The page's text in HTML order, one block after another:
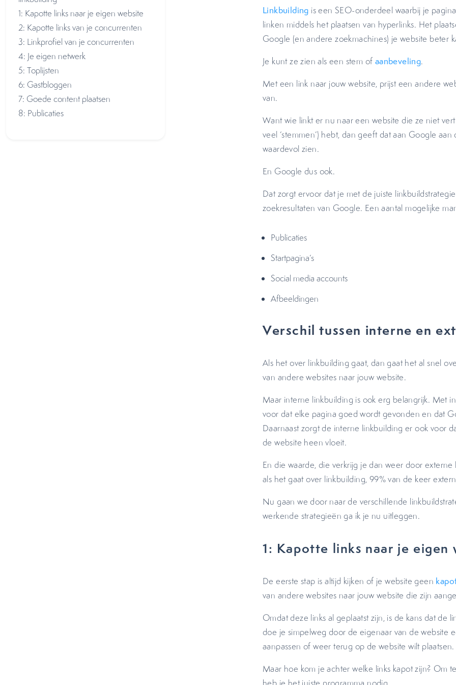
1: Kapotte links naar je eigen website
2: Kapotte links van je concurrenten
3: Linkprofiel van je concurrenten
4: Je eigen netwerk
5: Toplijsten
6: Gastbloggen
7: Goede content plaatsen
8: Publicaties
Linkbuilding is een SEO-onderdeel waarbij je
linken middels het plaatsen van hyperlinks. Het
Google (en andere zoekmachines) je website beter
Je kunt ze zien als een stem of aanbeveling.
Met een link naar jouw website, prijst een andere
van.
Want wie linkt er nu naar een website die ze niet
veel ‘stemmen’) hebt, dan geeft dat aan Google
waardevol zien.
En Google dus ook.
Dat zorgt ervoor dat je met de juiste
zoekresultaten van Google. Een aantal mogelijke
Publicaties
Startpagina’s
Social media accounts
Afbeeldingen
Verschil tussen interne en
Als het over linkbuilding gaat, dan gaat het al snel
van andere websites naar jouw website.
Maar interne linkbuilding is ook erg belangrijk. Met
voor dat elke pagina goed wordt gevonden en dat
Daarnaast zorgt de interne linkbuilding er ook voor
de website heen vloeit.
En die waarde, die verkrijg je dan weer door
als het gaat over linkbuilding, 99% van de keer
Nu gaan we door naar de verschillende
werkende strategieën ga ik je nu uitleggen.
1: Kapotte links naar je eigen
De eerste stap is altijd kijken of je website geen
van andere websites naar jouw website die zijn
Omdat deze links al geplaatst zijn, is de kans dat de
doe je simpelweg door de eigenaar van de website
aanpassen of weer terug op de website wilt plaatsen.
Maar hoe kom je achter welke links kapot zijn? Om